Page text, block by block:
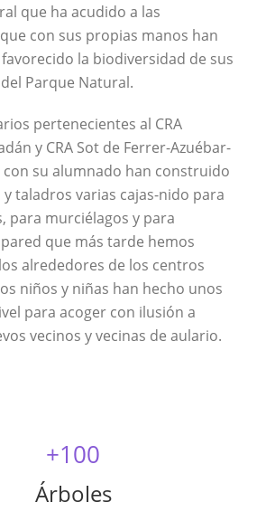
que ha acudido a las
con sus propias manos han
la biodiversidad de sus
Parque Natural.
pertenecientes al CRA
y CRA Sot de Ferrer-Azuébar-
su alumnado han construido
taladros varias cajas-nido para
para murciélagos y para
que más tarde hemos
alrededores de los centros
niños y niñas han hecho unos
para acoger con ilusión a
vecinos y vecinas de aulario.
+100
Árboles